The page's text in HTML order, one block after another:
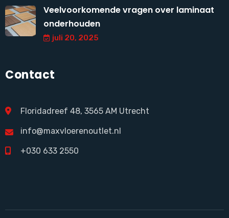
Veelvoorkomende vragen over laminaat
onderhouden
juli 20, 2025
Contact
Floridadreef 48, 3565 AM Utrecht
info@maxvloerenoutlet.nl
+030 633 2550